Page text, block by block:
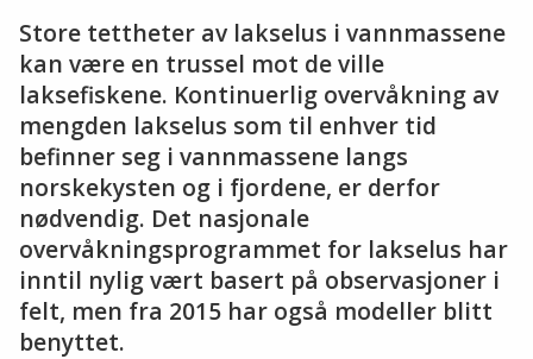
Store tettheter av lakselus i vannmassene
kan være en trussel mot de ville
laksefiskene. Kontinuerlig overvåkning av
mengden lakselus som til enhver tid
befinner seg i vannmassene langs
norskekysten og i fjordene, er derfor
nødvendig. Det nasjonale
overvåkningsprogrammet for lakselus har
inntil nylig vært basert på observasjoner i
felt, men fra 2015 har også modeller blitt
benyttet.